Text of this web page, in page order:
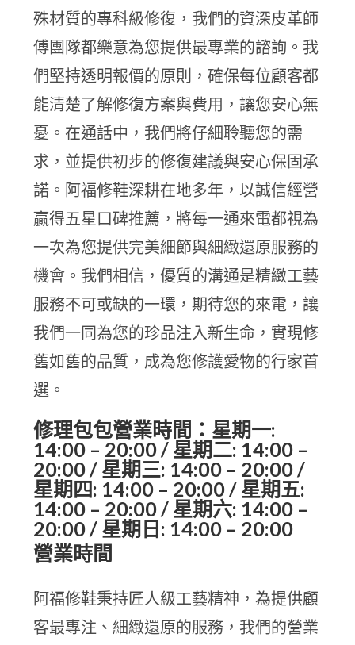
殊材質的專科級修復，我們的資深皮革師
傅團隊都樂意為您提供最專業的諮詢。我
們堅持透明報價的原則，確保每位顧客都
能清楚了解修復方案與費用，讓您安心無
憂。在通話中，我們將仔細聆聽您的需
求，並提供初步的修復建議與安心保固承
諾。阿福修鞋深耕在地多年，以誠信經營
贏得五星口碑推薦，將每一通來電都視為
一次為您提供完美細節與細緻還原服務的
機會。我們相信，優質的溝通是精緻工藝
服務不可或缺的一環，期待您的來電，讓
我們一同為您的珍品注入新生命，實現修
舊如舊的品質，成為您修護愛物的行家首
選。
修理包包營業時間：星期一:
14:00 – 20:00 / 星期二: 14:00 –
20:00 / 星期三: 14:00 – 20:00 /
星期四: 14:00 – 20:00 / 星期五:
14:00 – 20:00 / 星期六: 14:00 –
20:00 / 星期日: 14:00 – 20:00
營業時間
阿福修鞋秉持匠人級工藝精神，為提供顧
客最專注、細緻還原的服務，我們的營業